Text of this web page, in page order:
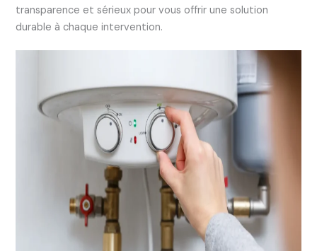
transparence et sérieux pour vous offrir une solution
durable à chaque intervention.